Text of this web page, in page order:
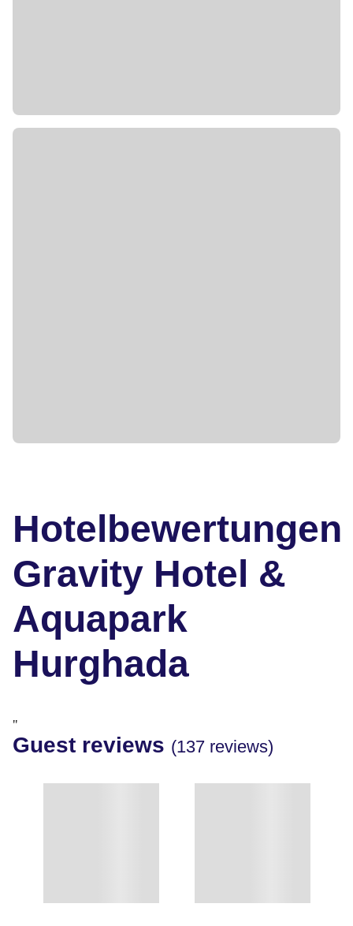
Hotelbewertungen
Gravity Hotel &
Aquapark
Hurghada
"
Guest reviews (137 reviews)